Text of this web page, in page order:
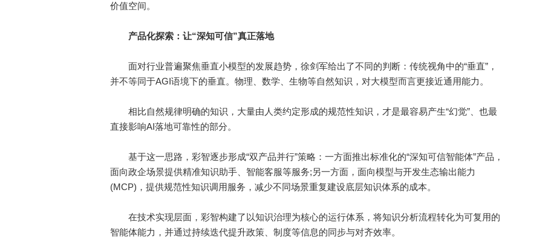
价值空间。
产品化探索：让“深知可信”真正落地
面对行业普遍聚焦垂直小模型的发展趋势，徐剑军给出了不同的判断：传统视角中的“垂直”，
并不等同于AGI语境下的垂直。物理、数学、生物等自然知识，对大模型而言更接近通用能力。
相比自然规律明确的知识，大量由人类约定形成的规范性知识，才是最容易产生“幻觉”、也最
直接影响AI落地可靠性的部分。
基于这一思路，彩智逐步形成“双产品并行”策略：一方面推出标准化的“深知可信智能体”产品，
面向政企场景提供精准知识助手、智能客服等服务;另一方面，面向模型与开发生态输出能力
(MCP)，提供规范性知识调用服务，减少不同场景重复建设底层知识体系的成本。
在技术实现层面，彩智构建了以知识治理为核心的运行体系，将知识分析流程转化为可复用的
智能体能力，并通过持续迭代提升政策、制度等信息的同步与对齐效率。